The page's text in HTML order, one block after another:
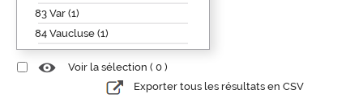
83 Var (1)
84 Vaucluse (1)
Voir la sélection ( 0 )
Exporter tous les résultats en CSV